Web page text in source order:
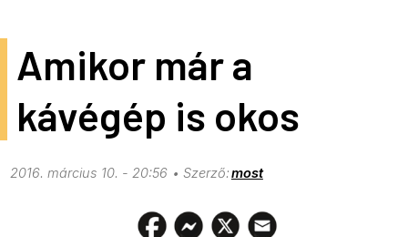
Amikor már a
kávégép is okos
2016. március 10. - 20:56 most